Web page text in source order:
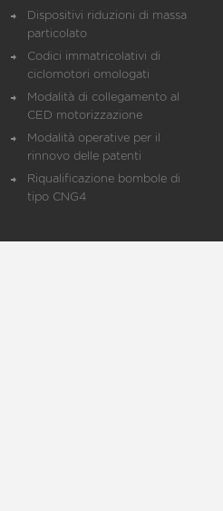
Dispositivi riduzioni di massa
particolato
Codici immatricolativi di
ciclomotori omologati
Modalità di collegamento al
CED motorizzazione
Modalità operative per il
rinnovo delle patenti
Riqualificazione bombole di
tipo CNG4